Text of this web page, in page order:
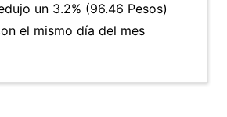
un 3.2% (96.46 Pesos)
el mismo día del mes